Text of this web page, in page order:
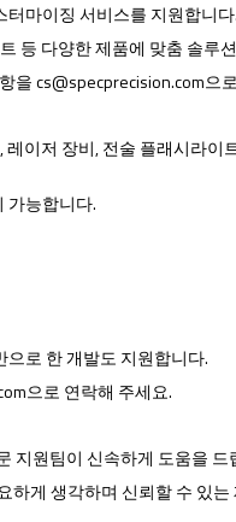
터마이징 서비스를 지원합니다.
등 다양한 제품에 맞춤 솔루
을cs@specprecision.com으
이저 장비, 전술 플래시라
가능합니다.
로 한 개발도 지원합니다.
으로 연락해 주세요.
지원팀이 신속하게 도움을 드
하게 생각하며 신뢰할 수 있